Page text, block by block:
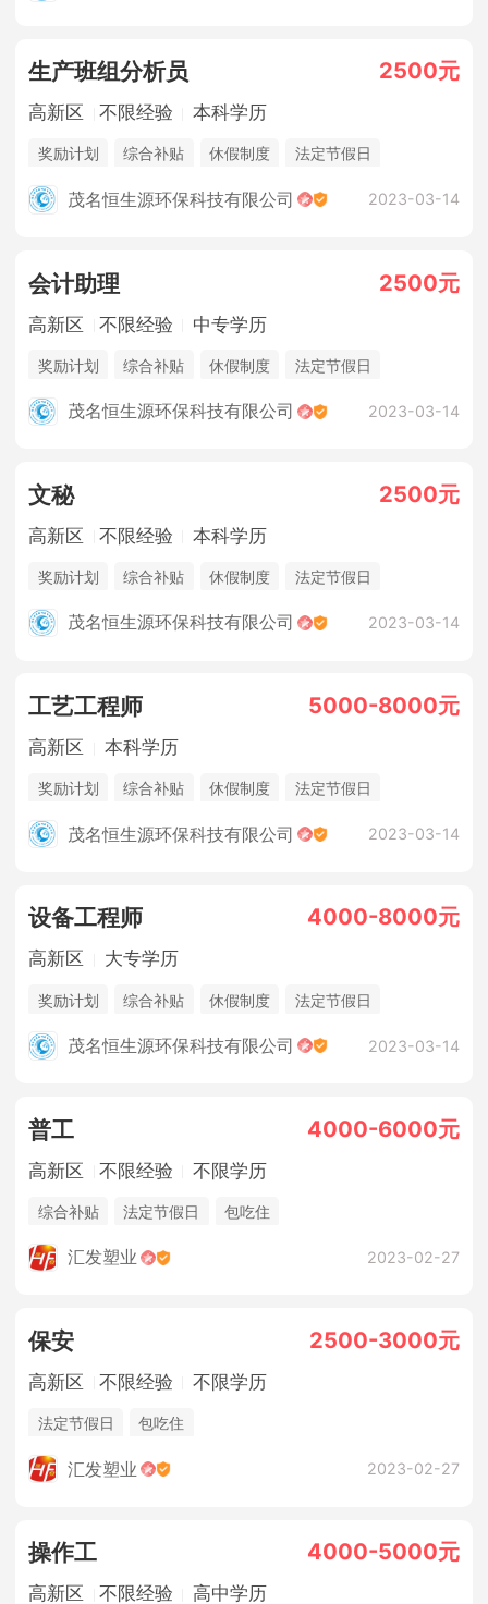
生产班组分析员 2500元
高新区 不限经验 本科学历
奖励计划 综合补贴 休假制度
法定节假日
三险一金
茂名恒生源环保科技有限公司 2023-03-14
会计助理 2500元
高新区 不限经验 中专学历
奖励计划 综合补贴 休假制度
法定节假日
三险一金
茂名恒生源环保科技有限公司 2023-03-14
文秘 2500元
高新区 不限经验 本科学历
奖励计划 综合补贴 休假制度
法定节假日
三险一金
茂名恒生源环保科技有限公司 2023-03-14
工艺工程师 5000-8000元
高新区 本科学历
奖励计划 综合补贴 休假制度
法定节假日
三险一金
茂名恒生源环保科技有限公司 2023-03-14
设备工程师 4000-8000元
高新区 大专学历
奖励计划 综合补贴 休假制度
法定节假日
三险一金
茂名恒生源环保科技有限公司 2023-03-14
普工 4000-6000元
高新区 不限经验 不限学历
综合补贴 法定节假日 包吃住
汇发塑业 2023-02-27
保安 2500-3000元
高新区 不限经验 不限学历
法定节假日 包吃住
汇发塑业 2023-02-27
操作工 4000-5000元
高新区 不限经验 高中学历